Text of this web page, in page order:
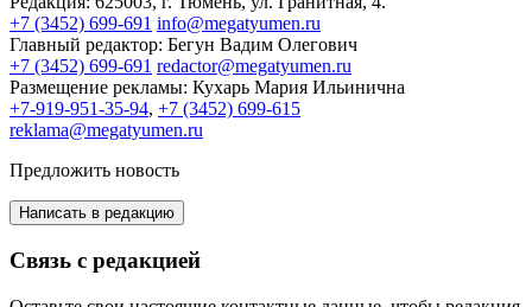
+7 (3452) 699-691 info@megatyumen.ru
Главный редактор: Бегун Вадим Олегович
+7 (3452) 699-691 redactor@megatyumen.ru
Размещение рекламы: Кухарь Мария Ильинична
+7-919-951-35-94, +7 (3452) 699-615
reklama@megatyumen.ru
Предложить новость
Написать в редакцию
Связь с редакцией